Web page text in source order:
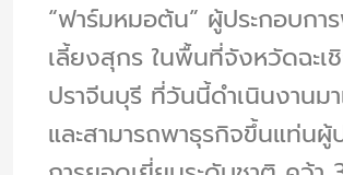
“ฟาร์มหมอต้น” ผู้ประกอบกา
เลี้ยงสุกร ในพื้นที่จังหวัดฉะเชิ
ปราจีนบุรี ที่วันนี้ดำเนินงานม
และสามารถพาธุรกิจขึ้นแท่นผู้